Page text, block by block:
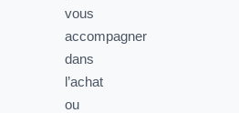
vous
accompagner
dans
l’achat
ou